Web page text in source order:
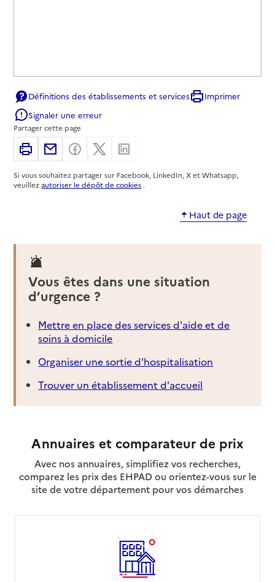
Définitions des établissements et services
Imprimer
Signaler une erreur
Partager cette page
ImprimerPartager par email
Partager sur Facebook
Partager sur X
Si vous souhaitez partager sur Facebook, LinkedIn, X et Whatsapp,
veuillezautoriser le dépôt de cookies .
Haut de page
Vous êtes dans une situation
d’urgence ?
Mettre en place des services d'aide et de
soins à domicile
Organiser une sortie d'hospitalisation
Trouver un établissement d'accueil
Annuaires et comparateur de prix
Avec nos annuaires, simplifiez vos recherches,
comparez les prix des EHPAD ou orientez-vous sur le
site de votre département pour vos démarches